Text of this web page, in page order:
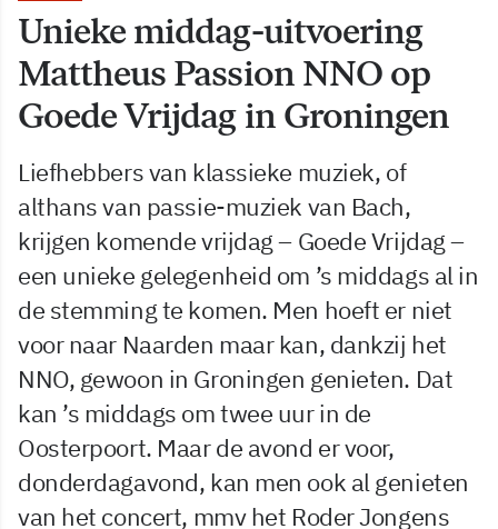
Unieke middag-uitvoering
Mattheus Passion NNO op
Goede Vrijdag in Groningen
Liefhebbers van klassieke muziek, of
althans van passie-muziek van Bach,
krijgen komende vrijdag – Goede Vrijdag –
een unieke gelegenheid om ’s middags al in
de stemming te komen. Men hoeft er niet
voor naar Naarden maar kan, dankzij het
NNO, gewoon in Groningen genieten. Dat
kan ’s middags om twee uur in de
Oosterpoort. Maar de avond er voor,
donderdagavond, kan men ook al genieten
van het concert, mmv het Roder Jongens